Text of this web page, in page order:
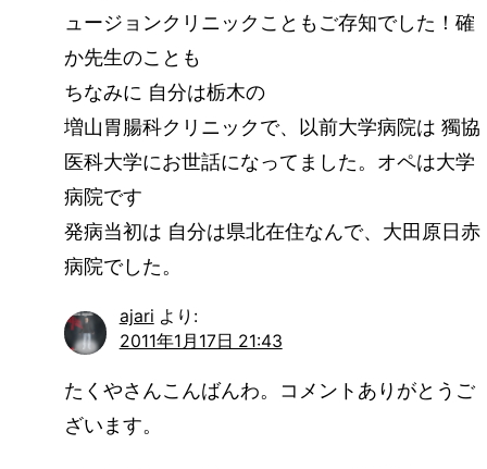
ュージョンクリニックこともご存知でした！確
か先生のことも
ちなみに 自分は栃木の
増山胃腸科クリニックで、以前大学病院は 獨協
医科大学にお世話になってました。オペは大学
病院です
発病当初は 自分は県北在住なんで、大田原日赤
病院でした。
ajari より:
2011年1月17日 21:43
たくやさんこんばんわ。コメントありがとうご
ざいます。